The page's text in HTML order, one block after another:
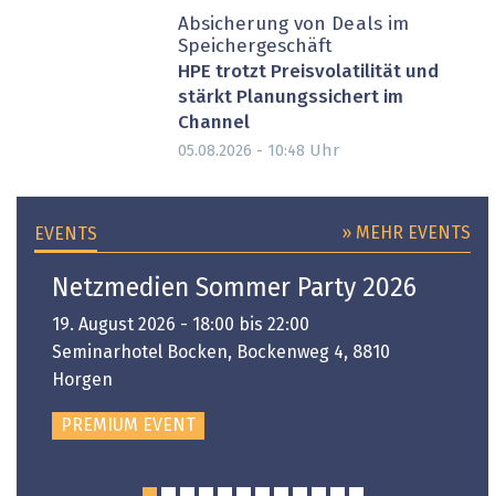
Absicherung von Deals im
Speichergeschäft
HPE trotzt Preisvolatilität und
stärkt Planungssichert im
Channel
05.08.2026 - 10:48 Uhr
EVENTS » MEHR EVENTS
Netzmedien Sommer Party 2026
19. August 2026 - 18:00 bis 22:00
Seminarhotel Bocken, Bockenweg 4, 8810
Horgen
PREMIUM EVENT